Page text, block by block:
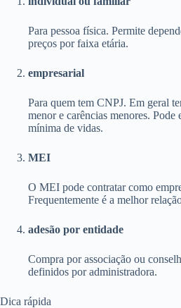
Para pessoa física. Permite
preços por faixa etária.
empresarial
Para quem tem CNPJ. Em geral
menor e carências menores.
mínima de vidas.
MEI
O MEI pode contratar como
Frequentemente é a melhor
adesão por entidade
Compra por associação ou
definidos por administradora.
Dica rápida